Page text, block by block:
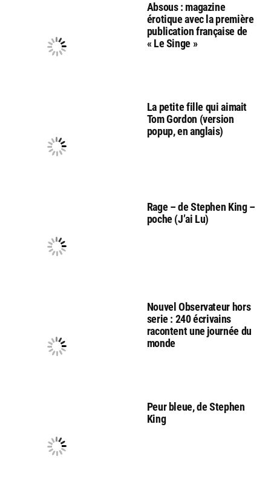
Absous : magazine
érotique avec la première
publication française de
« Le Singe »
La petite fille qui aimait
Tom Gordon (version
popup, en anglais)
Rage – de Stephen King –
poche (J’ai Lu)
Nouvel Observateur hors
serie : 240 écrivains
racontent une journée du
monde
Peur bleue, de Stephen
King